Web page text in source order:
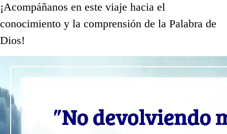
¡Acompáñanos en este viaje hacia el
conocimiento y la comprensión de la Palabra de
Dios!